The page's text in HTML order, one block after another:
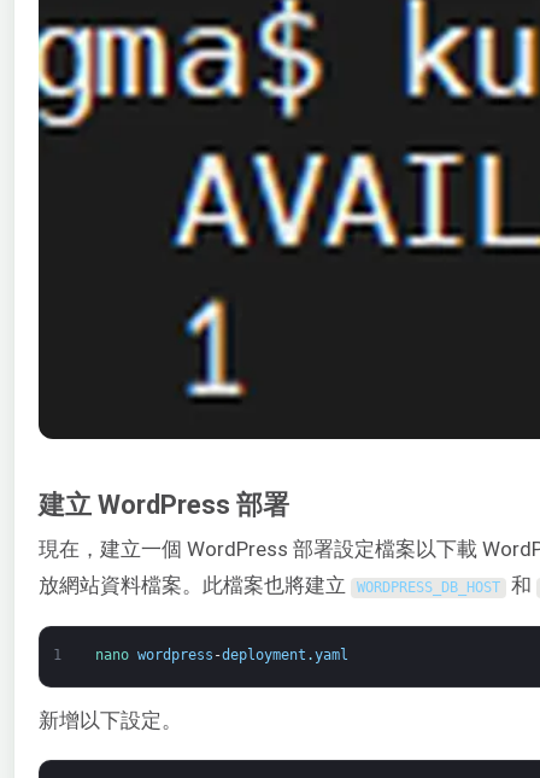
建立 WordPress 部署
現在，建立一個 WordPress 部署設定檔案以下載
放網站資料檔案。此檔案也將建立
WORDPRESS_DB_HOST 和
1 nano wordpress -deployment .yaml
新增以下設定。